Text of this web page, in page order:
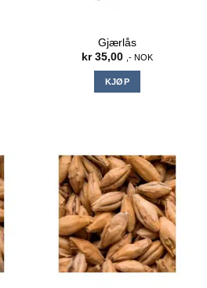
Gjærlås
kr35,00 ,- NOK
KJØP